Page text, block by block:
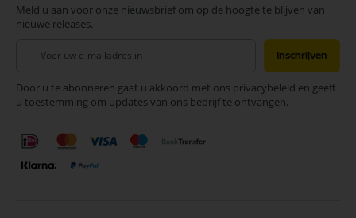
Meld u aan voor onze nieuwsbrief om op de hoogte te blijven van
nieuwe releases.
onze
nieuwsbrief
Inschrijven
Door u te abonneren gaat u akkoord met ons privacybeleid en geeft
u toestemming om updates van ons bedrijf te ontvangen.